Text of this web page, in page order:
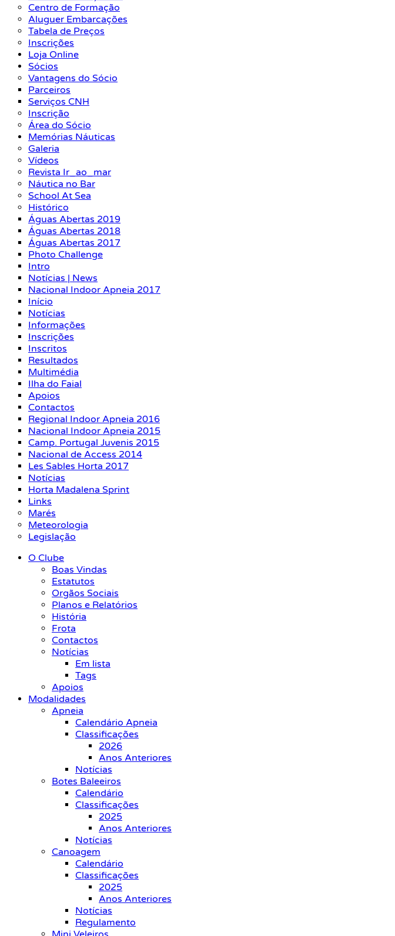
Centro de Formação
Aluguer Embarcações
Tabela de Preços
Inscrições
Loja Online
Sócios
Vantagens do Sócio
Parceiros
Serviços CNH
Inscrição
Área do Sócio
Memórias Náuticas
Galeria
Vídeos
Revista Ir_ao_mar
Náutica no Bar
School At Sea
Histórico
Águas Abertas 2019
Águas Abertas 2018
Águas Abertas 2017
Photo Challenge
Intro
Notícias | News
Nacional Indoor Apneia 2017
Início
Notícias
Informações
Inscrições
Inscritos
Resultados
Multimédia
Ilha do Faial
Apoios
Contactos
Regional Indoor Apneia 2016
Nacional Indoor Apneia 2015
Camp. Portugal Juvenis 2015
Nacional de Access 2014
Les Sables Horta 2017
Notícias
Horta Madalena Sprint
Links
Marés
Meteorologia
Legislação
O Clube
Boas Vindas
Estatutos
Orgãos Sociais
Planos e Relatórios
História
Frota
Contactos
Notícias
Em lista
Tags
Apoios
Modalidades
Apneia
Calendário Apneia
Classificações
2026
Anos Anteriores
Notícias
Botes Baleeiros
Calendário
Classificações
2025
Anos Anteriores
Notícias
Canoagem
Calendário
Classificações
2025
Anos Anteriores
Notícias
Regulamento